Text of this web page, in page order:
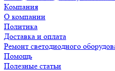
Компания
О компании
Политика
Доставка и оплата
Ремонт светодиодного
Помощь
Полезные статьи